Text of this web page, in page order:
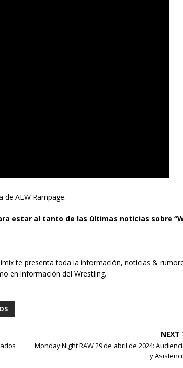
AEW Rampage.
estar al tanto de las últimas noticias sobre
te presenta toda la información, noticias &
en información del Wrestling.
NEXT
Monday Night RAW 29 de abril de 2024:
y